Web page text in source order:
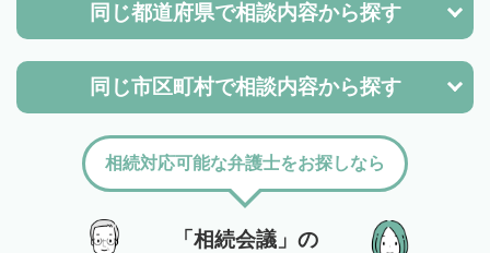
同じ都道府県で相談内容から探す
同じ市区町村で相談内容から探す
「相続会議」の
相続対応可能な弁護士をお探しなら